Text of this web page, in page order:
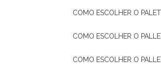
COMO ESCOLHER O
COMO ESCOLHER O
COMO ESCOLHER O